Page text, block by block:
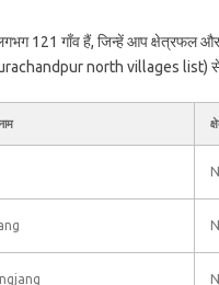
121 गाँव हैं, जिन्हें आप क्षेत्रफल
north villages list)